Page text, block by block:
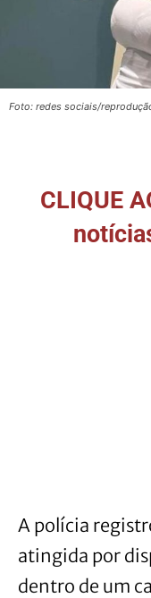
Foto: redes sociais/
CLIQUE
A polícia
atingida por
dentro de um